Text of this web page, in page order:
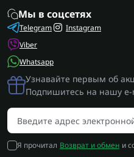
Мы в соцсетях
Telegram
Viber
Whatsapp
Instagram
Узнавайте первым об
Подпишитесь на нашу e-
Я прочитал Возврат и обмен и